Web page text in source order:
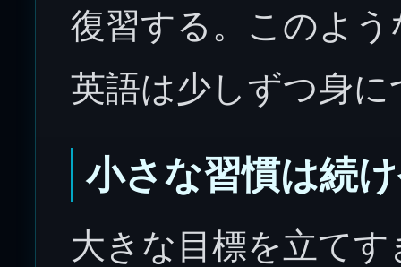
復習する。このよ
英語は少しずつ身
小さな習慣は続
大きな目標を立て